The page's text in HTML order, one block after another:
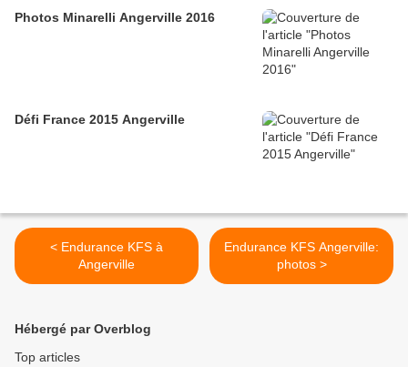
Photos Minarelli Angerville 2016
Défi France 2015 Angerville
< Endurance KFS à
Angerville
Endurance KFS Angerville:
photos >
Hébergé par Overblog
Top articles